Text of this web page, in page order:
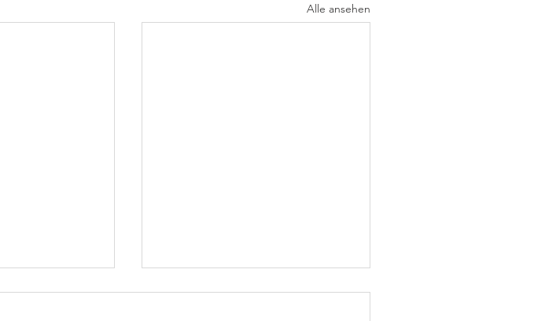
Alle ansehen